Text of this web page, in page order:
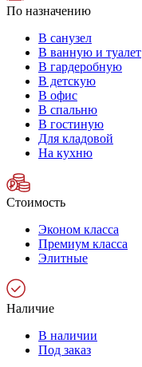
По назначению
В санузел
В ванную и туалет
В гардеробную
В детскую
В офис
В спальню
В гостиную
Для кладовой
На кухню
Стоимость
Эконом класса
Премиум класса
Элитные
Наличие
В наличии
Под заказ